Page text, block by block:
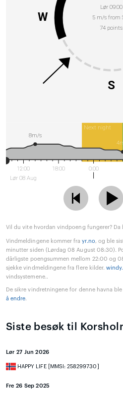
Lør 09:00
5 m/s from
74 points
S
W
Next night
12:00
Lør 08 Aug
18:00 0:00
8m/s
Vil du vite hvordan vindpoeng fungerer? Da
Vindmeldingene kommer frayr.no, og ble
minutter siden (Lørdag 08 August 08:30).
dårligste poengsummen mellom 22:00 og
sjekke vindmeldingene fra flere kilder.
vindsystemene..
De sikre vindretningene for denne havna
å endre.
Siste besøk til
Lør 27 Jun 2026
HAPPY LIFE [MMSI: 258299730]
Fre 26 Sep 2025